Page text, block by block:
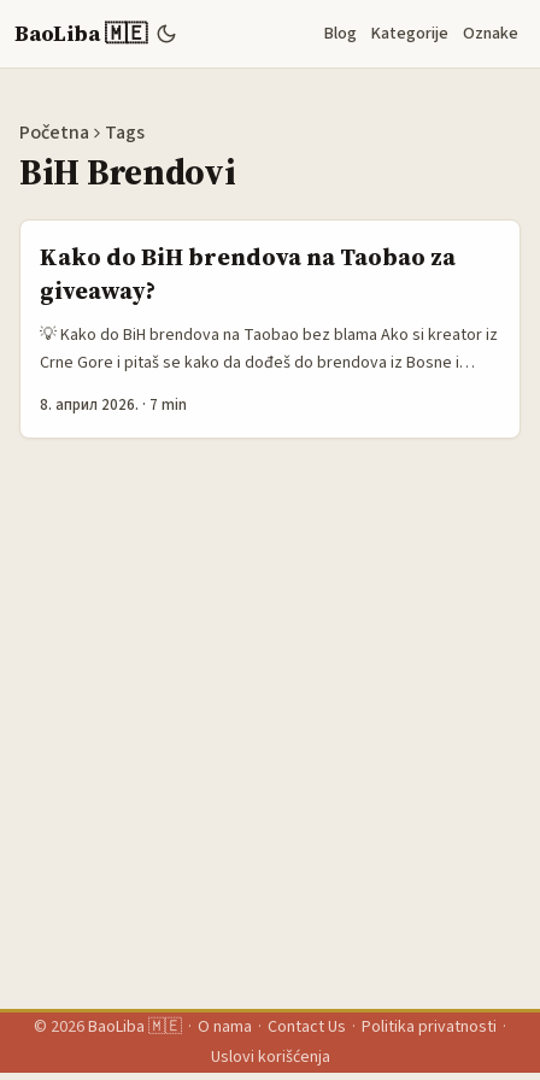
BaoLiba 🇲🇪 Blog Kategorije Oznake
Početna Tags
BiH Brendovi
Kako do BiH brendova na Taobao za
giveaway?
💡 Kako do BiH brendova na Taobao bez blama Ako si kreator iz
Crne Gore i pitaš se kako da dođeš do brendova iz Bosne i
tražiš samo “kontakt”. Tražiš ulaz u tuđu publiku. I to je skroz
8. април 2026. · 7 min
© 2026BaoLiba 🇲🇪 · O nama · Contact Us · Politika privatnosti ·
Uslovi korišćenja